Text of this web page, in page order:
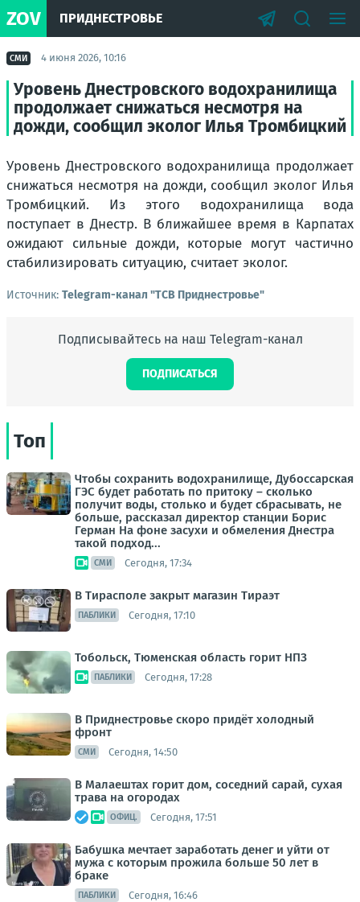
ZOV ПРИДНЕСТРОВЬЕ
СМИ 4 июня 2026, 10:16
Уровень Днестровского водохранилища
продолжает снижаться несмотря на
дожди, сообщил эколог Илья Тромбицкий
Уровень Днестровского водохранилища продолжает
снижаться несмотря на дожди, сообщил эколог Илья
Тромбицкий. Из этого водохранилища вода
поступает в Днестр. В ближайшее время в Карпатах
ожидают сильные дожди, которые могут частично
стабилизировать ситуацию, считает эколог.
Источник: Telegram-канал "ТСВ Приднестровье"
Подписывайтесь на наш Telegram-канал
ПОДПИСАТЬСЯ
Топ
Чтобы сохранить водохранилище, Дубоссарская
ГЭС будет работать по притоку – сколько
получит воды, столько и будет сбрасывать, не
больше, рассказал директор станции Борис
Герман На фоне засухи и обмеления Днестра
такой подход...
СМИ Сегодня, 17:34
В Тирасполе закрыт магазин Тираэт
ПАБЛИКИ Сегодня, 17:10
Тобольск, Тюменская область горит НПЗ
ПАБЛИКИ Сегодня, 17:28
В Приднестровье скоро придёт холодный
фронт
СМИ Сегодня, 14:50
В Малаештах горит дом, соседний сарай, сухая
трава на огородах
ОФИЦ. Сегодня, 17:51
Бабушка мечтает заработать денег и уйти от
мужа с которым прожила больше 50 лет в
браке
ПАБЛИКИ Сегодня, 16:46